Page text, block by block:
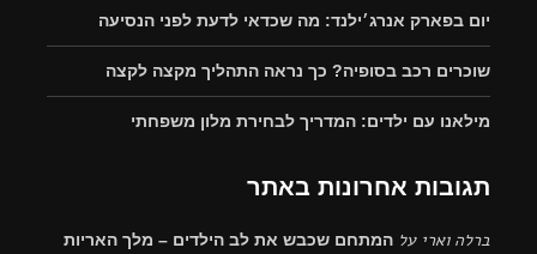
יום בפארק אנרג׳ילנד: מה שכדאי לדעת לפני הנסיעה
שוכרים רכב בסופיה? כך נראה התהליך מקצה לקצה
מילאנו עם ילדים: המדריך לבחירת מלון משפחתי
תגובות אחרונות באתר
ברלה וארי על המתחם שכבש את לב הילדים – מלך האריות